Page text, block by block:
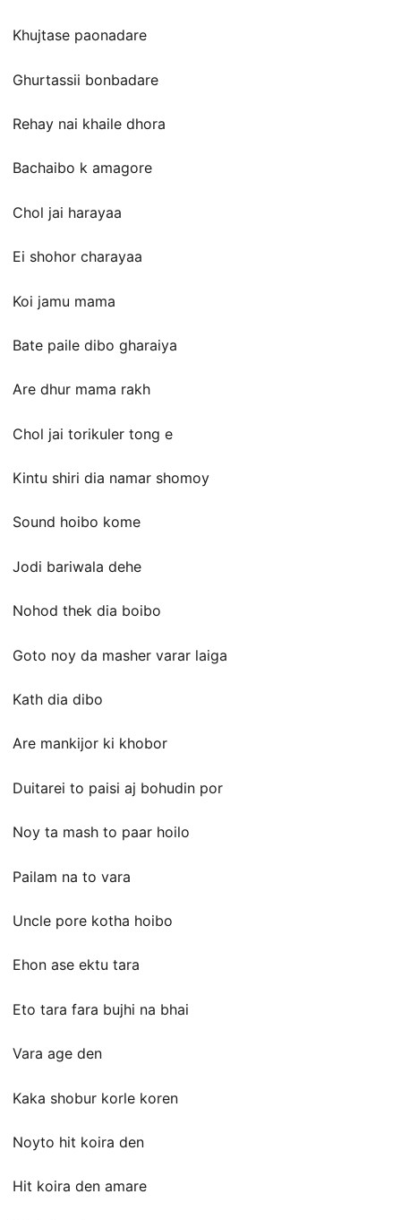
Khujtase paonadare
Ghurtassii bonbadare
Rehay nai khaile dhora
Bachaibo k amagore
Chol jai harayaa
Ei shohor charayaa
Koi jamu mama
Bate paile dibo gharaiya
Are dhur mama rakh
Chol jai torikuler tong e
Kintu shiri dia namar shomoy
Sound hoibo kome
Jodi bariwala dehe
Nohod thek dia boibo
Goto noy da masher varar laiga
Kath dia dibo
Are mankijor ki khobor
Duitarei to paisi aj bohudin por
Noy ta mash to paar hoilo
Pailam na to vara
Uncle pore kotha hoibo
Ehon ase ektu tara
Eto tara fara bujhi na bhai
Vara age den
Kaka shobur korle koren
Noyto hit koira den
Hit koira den amare